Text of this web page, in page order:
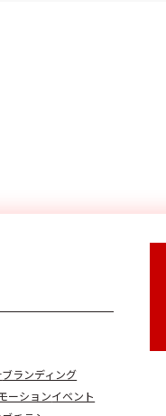
ブランディング
ーションイベント